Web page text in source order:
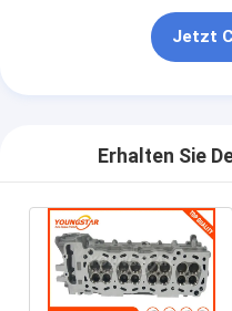
Qualitätskontrolle
Kontakt mit uns
Jetzt Chatten
Jetzt
Erhalten Sie